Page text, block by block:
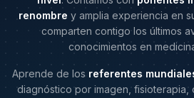
renombre y amplia experiencia en
comparten contigo los últimos
conocimientos en
Aprende de los referentes
diagnóstico por imagen, fisioterapia,